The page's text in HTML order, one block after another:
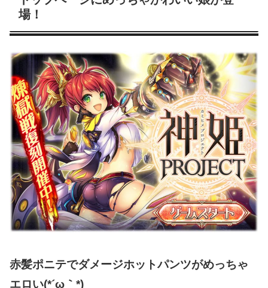
場！
赤髪ポニテでダメージホットパンツがめっちゃ
エロい(*´ω｀*)